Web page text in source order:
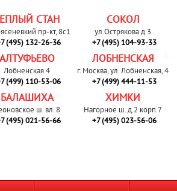
СТАН
пр-кт, 8с1
(495) 132-26-36
СОКОЛ
ул.Острякова д.3
+7 (495) 104-93-33
АЛТУФЬЕВО
Лобненская 4
(499) 110-53-06
ЛОБНЕНСКАЯ
г. Москва, ул. Лобненская, 4
+7 (499) 444-11-53
БАЛАШИХА
ш. вл. 8
(495) 021-56-66
ХИМКИ
Нагорное ш. д.2 корп.7
+7 (495) 023-56-06